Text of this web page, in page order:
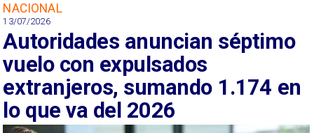
NACIONAL
13/07/2026
Autoridades anuncian séptimo
vuelo con expulsados
extranjeros, sumando 1.174 en
lo que va del 2026